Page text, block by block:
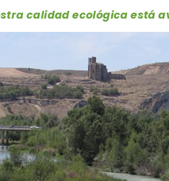
calidad ecológica está